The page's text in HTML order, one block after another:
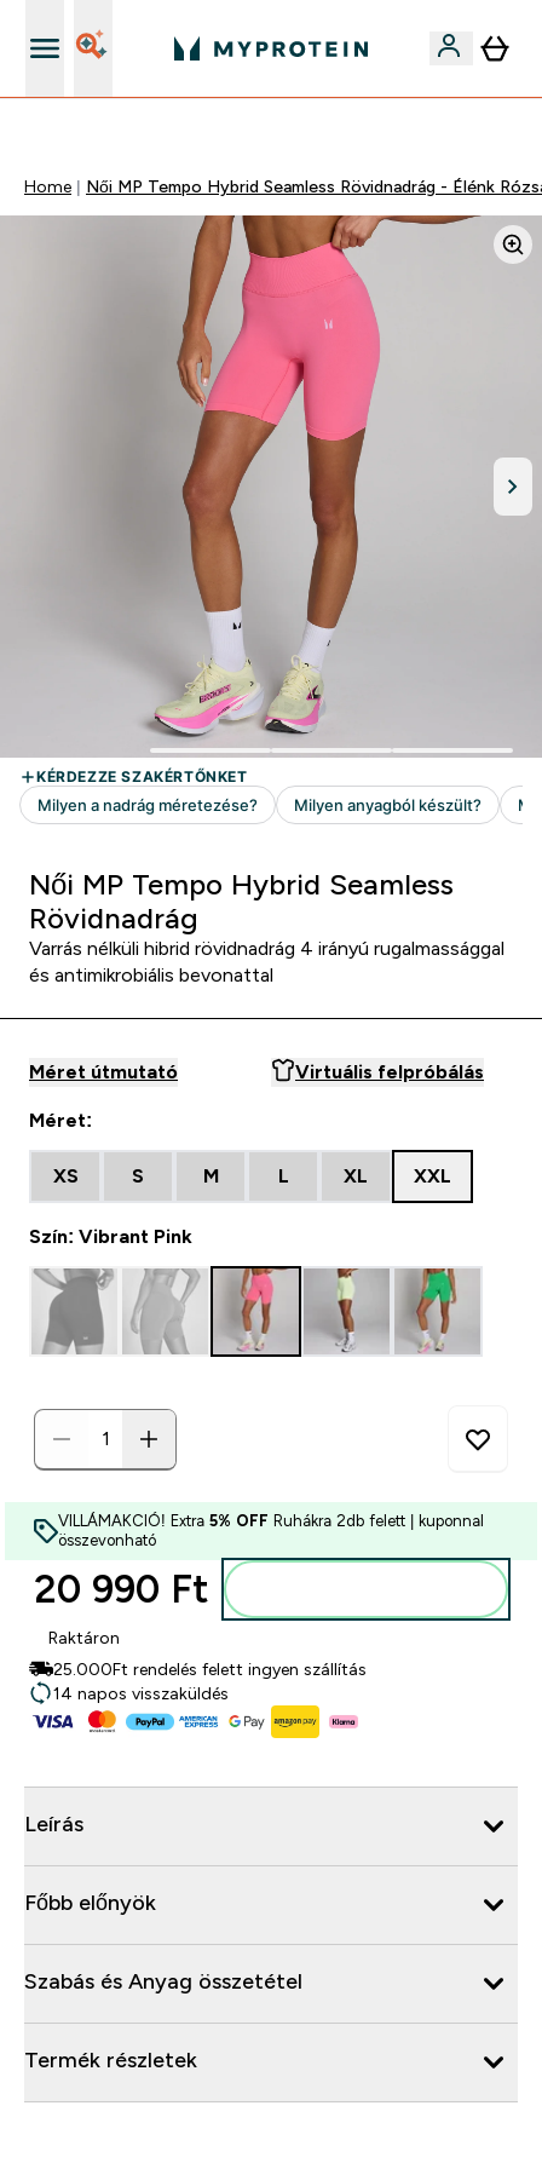
Home Női MP Tempo Hybrid Seamless Rövidnadrág - Élénk
Női MP Tempo Hybrid Seamless
Rövidnadrág
Varrás nélküli hibrid rövidnadrág 4 irányú rugalmassággal
és antimikrobiális bevonattal
Méret útmutató Virtuális felpróbálás
Méret:
XS S M L XL XXL
Szín: Vibrant Pink
VILLÁMAKCIÓ! Extra 5% OFF Ruhákra 2db felett | kuponnal
összevonható
20 990 Ft‎
Raktáron
25.000Ft rendelés felett ingyen szállítás
14 napos visszaküldés
Leírás
Főbb előnyök
Szabás és Anyag összetétel
Termék részletek